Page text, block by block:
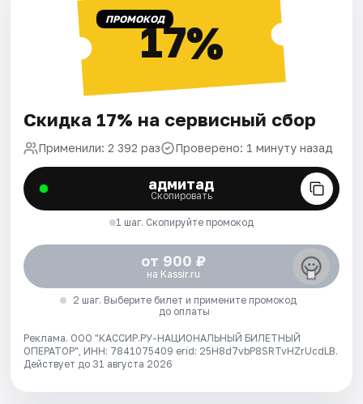
ПРОМОКОД17%
Скидка 17% на сервисный сбор
Применили: 2 392 раз Проверено: 1 минуту назад
адмитад
Скопировать
1 шаг. Скопируйте промокод
от 900 ₽
на Kassir.ru
2 шаг. Выберите билет и примените промокод
до оплаты
Реклама. ООО "КАССИР.РУ-НАЦИОНАЛЬНЫЙ БИЛЕТНЫЙ
ОПЕРАТОР", ИНН: 7841075409 erid: 25H8d7vbP8SRTvHZrUcdLB.
Действует до 31 августа 2026